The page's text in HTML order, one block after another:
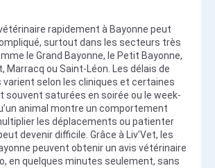
rapidement à Bayonne peut
surtout dans les secteurs très
le Grand Bayonne, le Petit Bayonne,
Marracq ou Saint-Léon. Les délais de
varient selon les cliniques et certaines
souvent saturées en soirée ou le week-
animal montre un comportement
les déplacements ou patienter
devenir difficile. Grâce à Liv’Vet, les
peuvent obtenir un avis vétérinaire
en quelques minutes seulement, sans